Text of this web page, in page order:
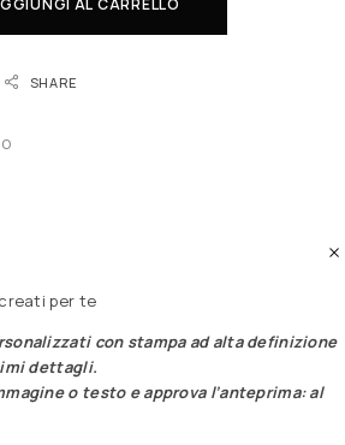
SHARE
per te
con stampa ad alta definizione
dettagli.
o testo e approva l’anteprima: al